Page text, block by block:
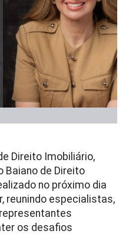
Direito Imobiliário,
de Direito
no próximo dia
reunindo especialistas,
os desafios